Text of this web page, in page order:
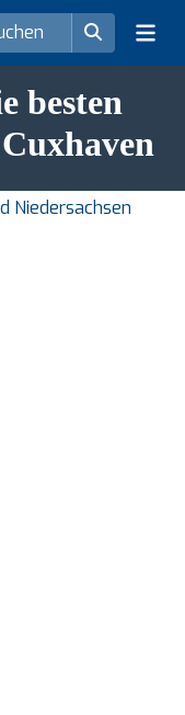
besten
Niedersachsen